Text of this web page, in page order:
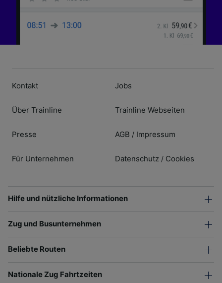
Kontakt
Über Trainline
Presse
Für Unternehmen
Jobs
Trainline Webseiten
AGB / Impressum
Datenschutz / Cookies
Hilfe und nützliche Informationen
Zug und Busunternehmen
Beliebte Routen
Nationale Zug Fahrtzeiten